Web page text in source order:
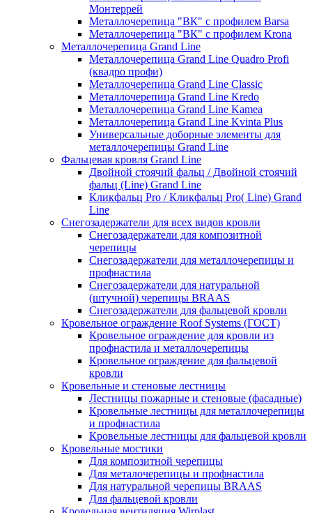
Монтеррей
Металлочерепица "ВК" с профилем Barsa
Металлочерепица "ВК" с профилем Krona
Металлочерепица Grand Line
Металлочерепица Grand Line Quadro Profi
(квадро профи)
Металлочерепица Grand Line Classic
Металлочерепица Grand Line Kredo
Металлочерепица Grand Line Kamea
Металлочерепица Grand Line Kvinta Plus
Универсальные доборные элементы для
металлочерепицы Grand Line
Фальцевая кровля Grand Line
Двойной стоячий фальц / Двойной стоячий
фальц (Line) Grand Line
Кликфальц Pro / Кликфальц Pro( Line) Grand
Line
Снегозадержатели для всех видов кровли
Снегозадержатели для композитной
черепицы
Снегозадержатели для металлочерепицы и
профнастила
Снегозадержатели для натуральной
(штучной) черепицы BRAAS
Снегозадержатели для фальцевой кровли
Кровельное ограждение Roof Systems (ГОСТ)
Кровельное ограждение для кровли из
профнастила и металлочерепицы
Кровельное ограждение для фальцевой
кровли
Кровельные и стеновые лестницы
Лестницы пожарные и стеновые (фасадные)
Кровельные лестницы для металлочерепицы
и профнастила
Кровельные лестницы для фальцевой кровли
Кровельные мостики
Для композитной черепицы
Для металочерепицы и профнастила
Для натуральной черепицы BRAAS
Для фальцевой кровли